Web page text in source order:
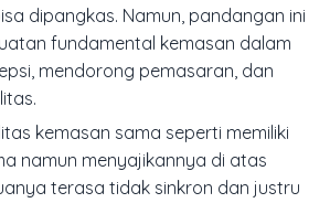
dipangkas. Namun, pandangan ini
fundamental kemasan dalam
mendorong pemasaran, dan
kemasan sama seperti memiliki
namun menyajikannya di atas
terasa tidak sinkron dan justru